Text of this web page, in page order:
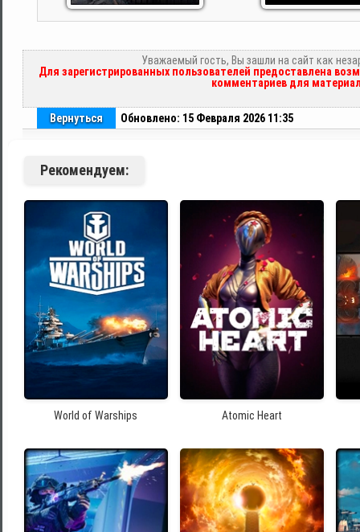
Уважаемый гость, Вы зашли на сайт как
Для зарегистрированных пользователей предоставлена
комментариев для
Вернуться Обновлено: 15 Февраля 2026 11:35
Рекомендуем:
World of Warships Atomic Heart